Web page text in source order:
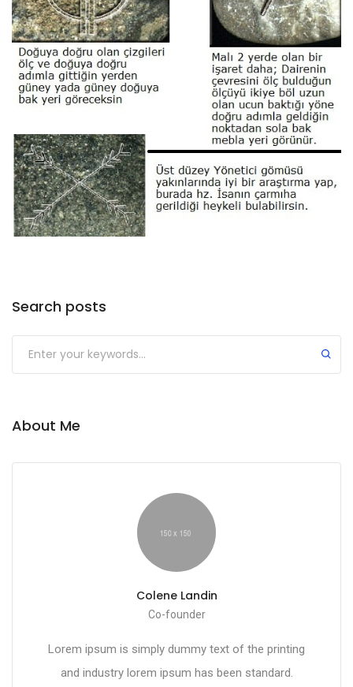
Search posts
About Me
Colene Landin
Co-founder
Lorem ipsum is simply dummy text of the printing
and industry lorem ipsum has been standard.